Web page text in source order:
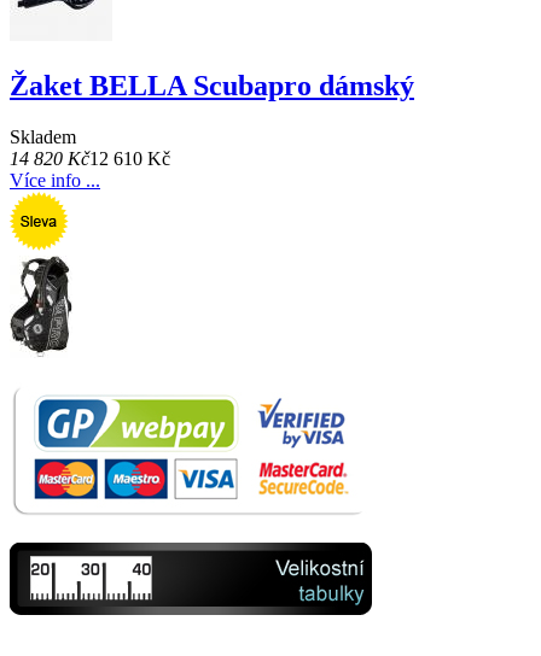
Žaket BELLA Scubapro dámský
Skladem
14 820 Kč12 610 Kč
Více info ...